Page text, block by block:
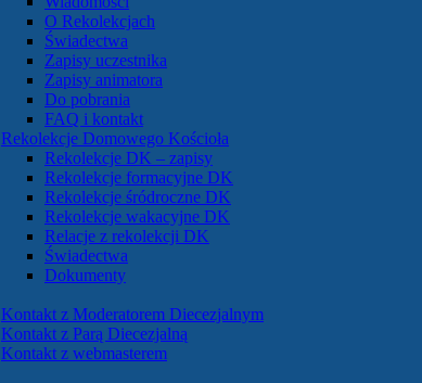
O Rekolekcjach
Świadectwa
Zapisy uczestnika
Zapisy animatora
Do pobrania
FAQ i kontakt
Rekolekcje Domowego Kościoła
Rekolekcje DK – zapisy
Rekolekcje formacyjne DK
Rekolekcje śródroczne DK
Rekolekcje wakacyjne DK
Relacje z rekolekcji DK
Świadectwa
Dokumenty
Kontakt z Moderatorem Diecezjalnym
Kontakt z Parą Diecezjalną
Kontakt z webmasterem